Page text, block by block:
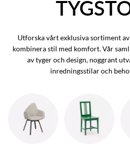
Utforska vårt exklusiva sortiment
kombinera stil med komfort. Vår
av tyger och design, noggrant
inredningsstilar och